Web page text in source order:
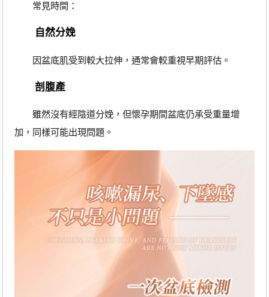
常見時間：
自然分娩
因盆底肌受到較大拉伸，通常會較重視早期評估。
剖腹產
雖然沒有經陰道分娩，但懷孕期間盆底仍承受重量增
加，同樣可能出現問題。